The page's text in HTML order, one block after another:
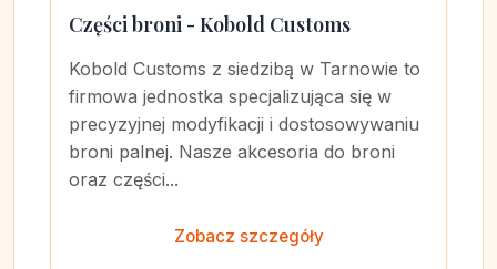
Części broni - Kobold Customs
Kobold Customs z siedzibą w Tarnowie to
firmowa jednostka specjalizująca się w
precyzyjnej modyfikacji i dostosowywaniu
broni palnej. Nasze akcesoria do broni
oraz części...
Zobacz szczegóły